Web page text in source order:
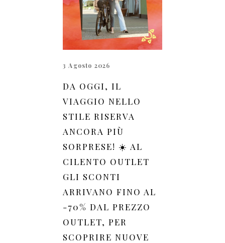
3 Agosto 2026
DA OGGI, IL
VIAGGIO NELLO
STILE RISERVA
ANCORA PIÙ
SORPRESE! ☀️ AL
CILENTO OUTLET
GLI SCONTI
ARRIVANO FINO AL
-70% DAL PREZZO
OUTLET, PER
SCOPRIRE NUOVE